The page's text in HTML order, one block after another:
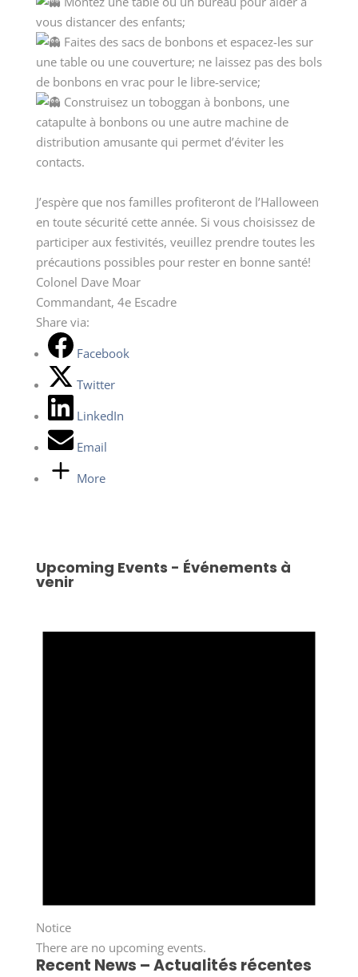
vous distancer des enfants;
Faites des sacs de bonbons et espacez-les sur
une table ou une couverture; ne laissez pas des bols
de bonbons en vrac pour le libre-service;
Construisez un toboggan à bonbons, une
catapulte à bonbons ou une autre machine de
distribution amusante qui permet d’éviter les
contacts.
J’espère que nos familles profiteront de l’Halloween
en toute sécurité cette année. Si vous choisissez de
participer aux festivités, veuillez prendre toutes les
précautions possibles pour rester en bonne santé!
Colonel Dave Moar
Commandant, 4e Escadre
Share via:
Facebook
Twitter
LinkedIn
Email
More
Upcoming Events - Événements à
venir
Notice
There are no upcoming events.
Recent News – Actualités récentes